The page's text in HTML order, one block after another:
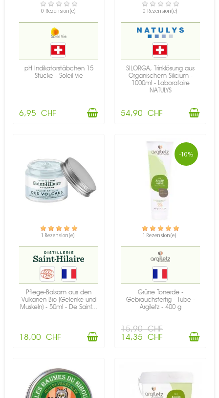
VERFÜGBAR
0 Rezension(e)
pH Indikatorstäbchen 15
Stücke - Soleil Vie
6,95 CHF
VERFÜGBAR
0 Rezension(e)
SILORGA, Trinklösung aus
Organischem Silicium -
1000ml - Laboratoire
NATULYS
54,90 CHF
VERFÜGBAR
1 Rezension(e)
Pflege-Balsam aus den
Vulkanen Bio (Gelenke und
Muskeln) - 50ml - De Saint...
18,00 CHF
-10%
VERFÜGBAR
1 Rezension(e)
Grüne Tonerde -
Gebrauchsfertig - Tube -
Argiletz - 400 g
15,90 CHF
14,35 CHF